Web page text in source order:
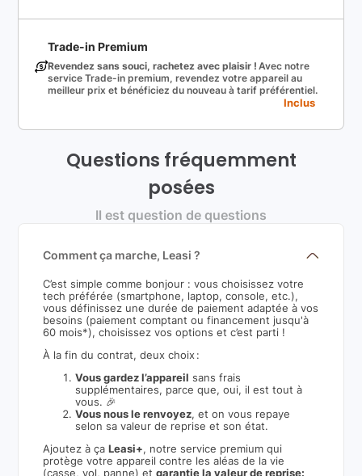
Trade-in Premium
Revendez sans souci, rachetez avec plaisir ! Avec notre
service Trade-in premium, revendez votre appareil au
meilleur prix et bénéficiez du nouveau à tarif préférentiel.
Inclus
Questions fréquemment
posées
Il est question de questions
Comment ça marche, Leasi ?
C’est simple comme bonjour : vous choisissez votre
tech préférée (smartphone, laptop, console, etc.),
vous définissez une durée de paiement adaptée à vos
besoins (paiement comptant ou financement jusqu'à
60 mois*), choisissez vos options et c’est parti !
À la fin du contrat, deux choix :
Vous gardez l’appareil sans frais
supplémentaires, parce que, oui, il est tout à
vous. 🎉
Vous nous le renvoyez, et on vous repaye
selon sa valeur de reprise et son état.
Ajoutez à çaLeasi+, notre service premium qui
protège votre appareil contre les aléas de la vie
(casse, vol, panne) etgarantie la valeur de reprise: